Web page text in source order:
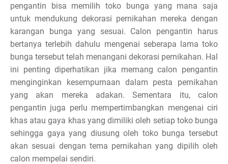
pengantin bisa memilih toko bunga yang mana saja
untuk mendukung dekorasi pernikahan mereka dengan
karangan bunga yang sesuai. Calon pengantin harus
bertanya terlebih dahulu mengenai seberapa lama toko
bunga tersebut telah menangani dekorasi pernikahan. Hal
ini penting diperhatikan jika memang calon pengantin
menginginkan kesempurnaan dalam pesta pernikahan
yang akan mereka adakan. Sementara itu, calon
pengantin juga perlu mempertimbangkan mengenai ciri
khas atau gaya khas yang dimiliki oleh setiap toko bunga
sehingga gaya yang diusung oleh toko bunga tersebut
akan sesuai dengan tema pernikahan yang dipilih oleh
calon mempelai sendiri.